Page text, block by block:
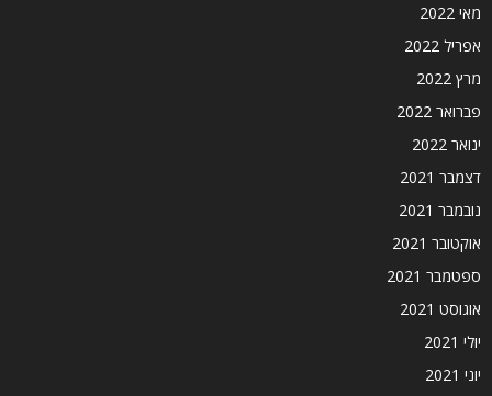
מאי 2022
אפריל 2022
מרץ 2022
פברואר 2022
ינואר 2022
דצמבר 2021
נובמבר 2021
אוקטובר 2021
ספטמבר 2021
אוגוסט 2021
יולי 2021
יוני 2021